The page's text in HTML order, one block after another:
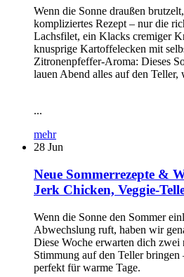
Wenn die Sonne draußen
kompliziertes Rezept – nur die
Lachsfilet, ein Klacks cremiger
knusprige Kartoffelecken mit
Zitronenpfeffer-Aroma: Dieses
lauen Abend alles auf den Teller,
...
mehr
28 Jun
Neue Sommerrezepte &
Jerk Chicken, Veggie-
Wenn die Sonne den Sommer
Abwechslung ruft, haben wir
Diese Woche erwarten dich zwei
Stimmung auf den Teller bringen
perfekt für warme Tage.